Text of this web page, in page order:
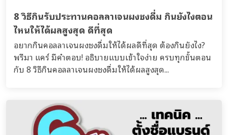
8 วิธีกินรับประทานคอลลาเจนผงชงดื่ม กินยังไงตอน
ไหนให้ได้ผลสูงสุด ดีที่สุด
อยากกินคอลลาเจนผงชงดื่มให้ได้ผลดีที่สุด ต้องกินยังไง?
พรีมา แคร์ มีคำตอบ! อธิบายแบบเข้าใจง่าย ครบทุกขั้นตอน
กับ 8 วิธีกินคอลลาเจนผงชงดื่มให้ได้ผลสูงสุด...